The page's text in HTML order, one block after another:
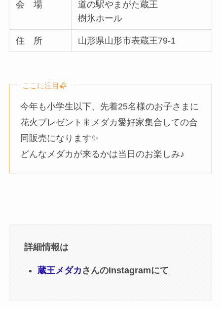
会 場
道の駅やまがた蔵王
樹氷ホール
住 所 山形県山形市表蔵王79-1
ここに注目
今年も小学生以下、先着25名様のお子さまに
花火プレゼント🎇メダカ愛好家集合しての合
同販売になります✨
どんなメダカが来るかは当日のお楽しみ♪
詳細情報は
蔵王メダカ さんのInstagramにて